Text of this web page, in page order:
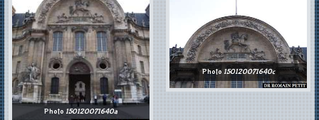
Photo 150120071640a
Photo 150120071640c